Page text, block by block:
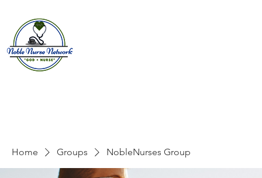
Home Groups NobleNurses Group